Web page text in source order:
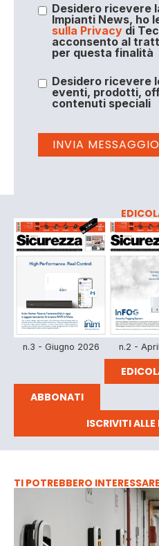
Desidero ricevere
Impianti News, ho
sulla Privacydi
acconsento al
per questa finalità
Desidero ricevere
eventi, prodotti,
contenuti speciali
n.3 - Giugno 2026 n.2 -
ABBONATI
ISCRIVITI
TI POTREBBERO INTERESSARE